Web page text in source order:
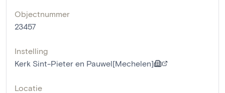
Objectnummer
23457
Instelling
Kerk Sint-Pieter en Pauwel[Mechelen]
Locatie